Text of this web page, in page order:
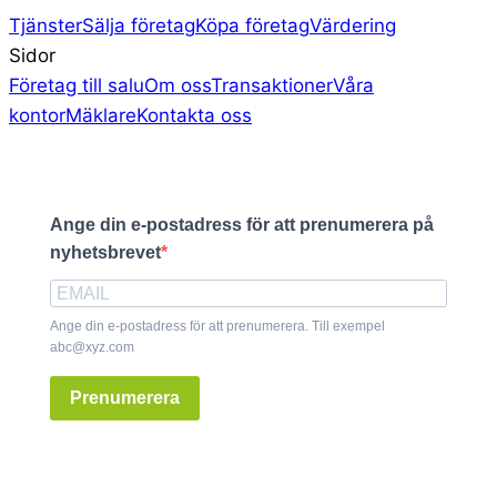
TjänsterSälja företagKöpa företagVärdering
Sidor
Företag till saluOm ossTransaktionerVåra
kontorMäklareKontakta oss
Ange din e-postadress för att prenumerera på
nyhetsbrevet
Ange din e-postadress för att prenumerera. Till exempel
abc@xyz.com
Prenumerera